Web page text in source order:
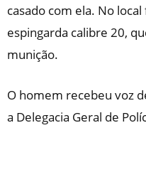
casado com ela. No
espingarda calibre 20,
munição.
O homem recebeu voz
a Delegacia Geral de